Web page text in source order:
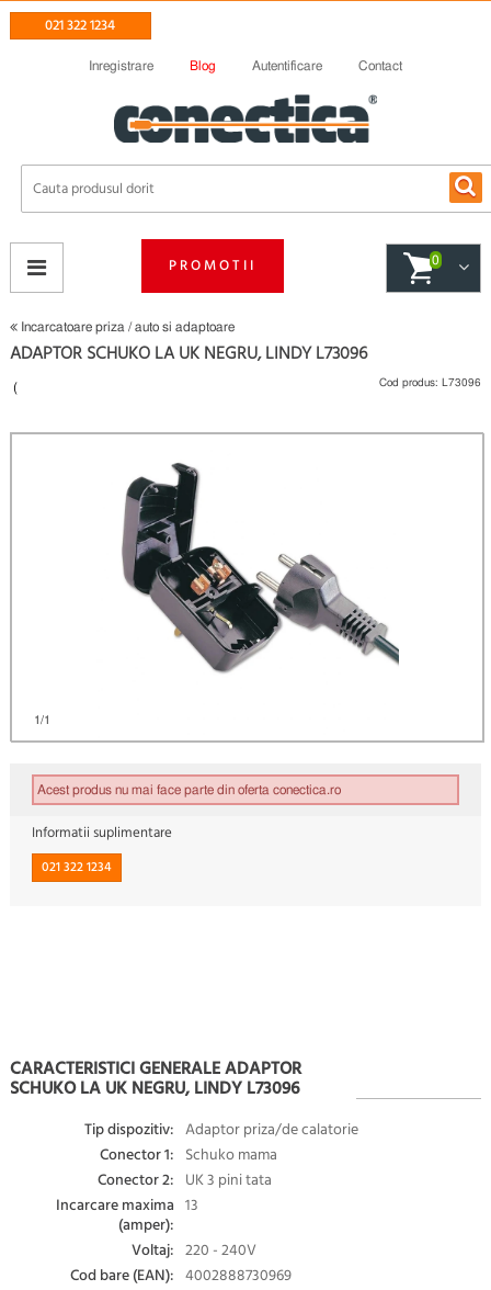
021 322 1234
Inregistrare Blog Autentificare Contact
PROMOTII 0
Incarcatoare priza / auto si adaptoare
1/1
ADAPTOR SCHUKO LA UK NEGRU, LINDY L73096
(
Cod produs: L73096
Acest produs nu mai face parte din oferta conectica.ro
Informatii suplimentare
021 322 1234
CARACTERISTICI GENERALE ADAPTOR
SCHUKO LA UK NEGRU, LINDY L73096
Tip dispozitiv: Adaptor priza/de calatorie
Conector 1: Schuko mama
Conector 2: UK 3 pini tata
Incarcare maxima
(amper):
13
Voltaj: 220 - 240V
Cod bare (EAN): 4002888730969